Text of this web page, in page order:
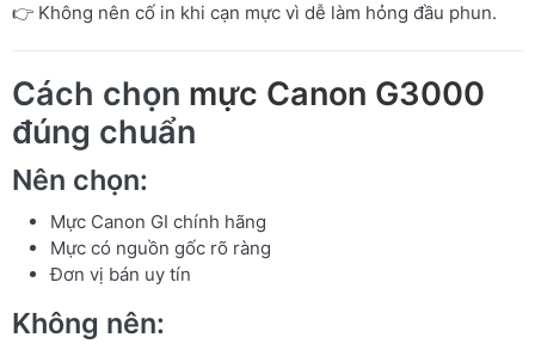
👉 Không nên cố in khi cạn mực vì dễ làm hỏng đầu phun.
Cách chọn mực Canon G3000
đúng chuẩn
Nên chọn:
Mực Canon GI chính hãng
Mực có nguồn gốc rõ ràng
Đơn vị bán uy tín
Không nên: